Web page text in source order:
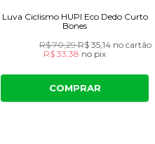
Luva Ciclismo HUPI Eco Dedo Curto
Bones
R$ 70,29R$ 35,14 no cartão
R$ 33,38 no pix
COMPRAR